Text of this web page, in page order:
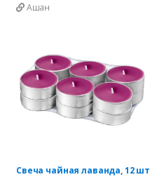
Ашан
Свеча чайная лаванда, 12 шт